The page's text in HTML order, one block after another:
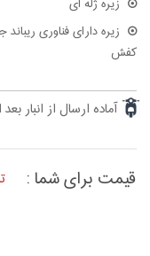
زیره ژله ای
زیره دارای فناوری
کفش
آماده ارسال از انبار
قیمت برای شما :